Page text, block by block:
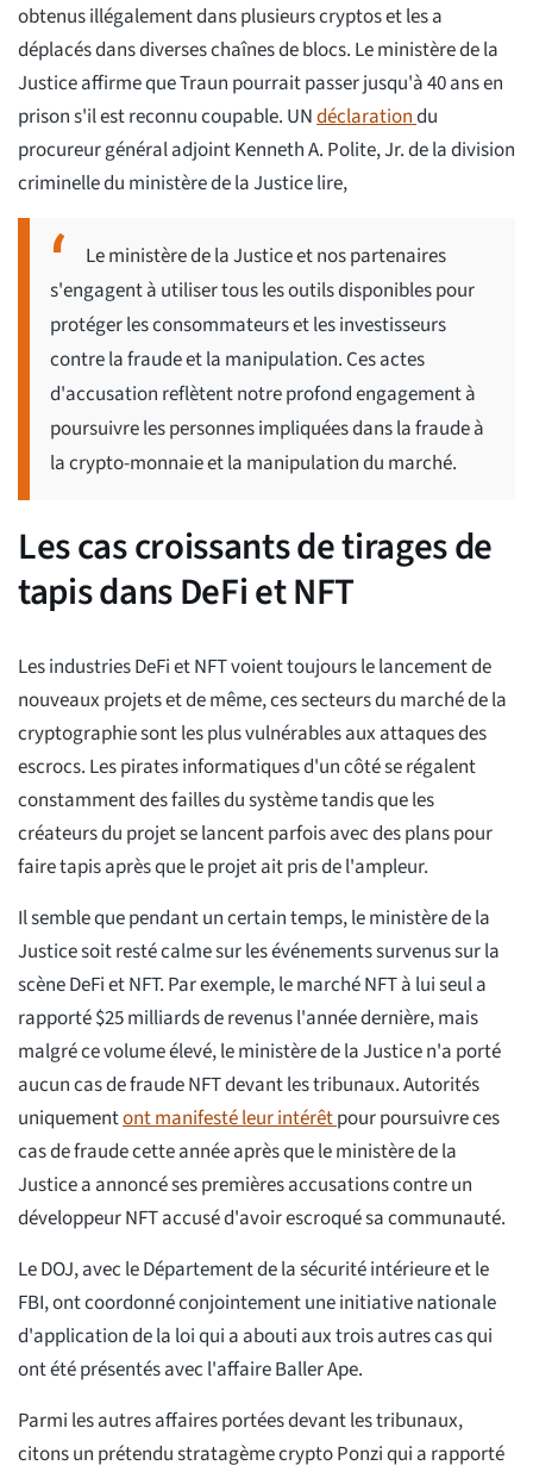
obtenus illégalement dans plusieurs cryptos et les a
déplacés dans diverses chaînes de blocs. Le ministère de la
Justice affirme que Traun pourrait passer jusqu'à 40 ans en
prison s'il est reconnu coupable. UNdéclarationdu
procureur général adjoint Kenneth A. Polite, Jr. de la division
criminelle du ministère de la Justice lire,
Le ministère de la Justice et nos partenaires
s'engagent à utiliser tous les outils disponibles pour
protéger les consommateurs et les investisseurs
contre la fraude et la manipulation. Ces actes
d'accusation reflètent notre profond engagement à
poursuivre les personnes impliquées dans la fraude à
la crypto-monnaie et la manipulation du marché.
Les cas croissants de tirages de
tapis dans DeFi et NFT
Les industries DeFi et NFT voient toujours le lancement de
nouveaux projets et de même, ces secteurs du marché de la
cryptographie sont les plus vulnérables aux attaques des
escrocs. Les pirates informatiques d'un côté se régalent
constamment des failles du système tandis que les
créateurs du projet se lancent parfois avec des plans pour
faire tapis après que le projet ait pris de l'ampleur.
Il semble que pendant un certain temps, le ministère de la
Justice soit resté calme sur les événements survenus sur la
scène DeFi et NFT. Par exemple, le marché NFT à lui seul a
rapporté $25 milliards de revenus l'année dernière, mais
malgré ce volume élevé, le ministère de la Justice n'a porté
aucun cas de fraude NFT devant les tribunaux. Autorités
uniquementont manifesté leur intérêtpour poursuivre ces
cas de fraude cette année après que le ministère de la
Justice a annoncé ses premières accusations contre un
développeur NFT accusé d'avoir escroqué sa communauté.
Le DOJ, avec le Département de la sécurité intérieure et le
FBI, ont coordonné conjointement une initiative nationale
d'application de la loi qui a abouti aux trois autres cas qui
ont été présentés avec l'affaire Baller Ape.
Parmi les autres affaires portées devant les tribunaux,
citons un prétendu stratagème crypto Ponzi qui a rapporté